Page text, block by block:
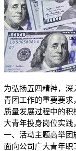
为弘扬五四精神，
青团工作的重要要
质量发展过程中的
大青年投身岗位实践
一、活动主题高举团
面向公司广大青年职